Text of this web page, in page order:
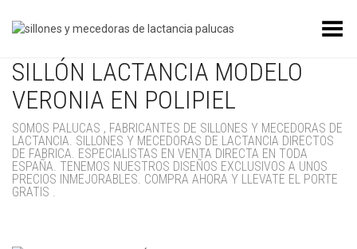
Toggle Menu
SILLÓN LACTANCIA MODELO
VERONIA EN POLIPIEL
SOMOS PALUCAS , FABRICANTES DE SILLONES Y MECEDORAS DE
LACTANCIA. SILLONES Y MECEDORAS DE LACTANCIA DIRECTOS
DE FABRICA. ESPECIALISTAS EN VENTA DIRECTA EN TODA
ESPAÑA. TENEMOS NUESTROS DISEÑOS EXCLUSIVOS A UNOS
PRECIOS INMEJORABLES. COMPRA AHORA Y LLEVATE EL PORTE
GRATIS .